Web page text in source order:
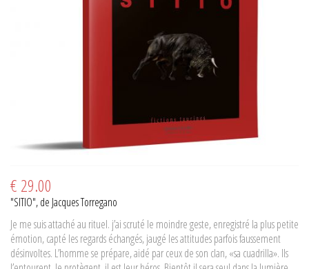
€ 29.00
"SITIO", de Jacques Torregano
Je me suis attaché au rituel. j’ai scruté le moindre geste, enregistré la plus petite
émotion, capté les regards échangés, jaugé les attitudes parfois faussement
désinvoltes. L’homme se prépare, aidé par ceux de son clan, «sa cuadrilla». Ils